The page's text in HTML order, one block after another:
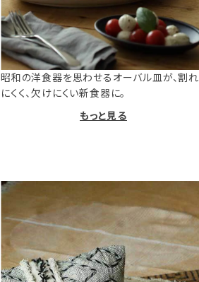
昭和の洋食器を思わせるオーバル皿が、割れ
にくく、欠けにくい新食器に。
もっと見る